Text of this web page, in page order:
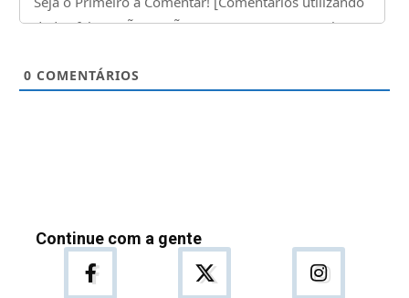
0 COMENTÁRIOS
Continue com a gente